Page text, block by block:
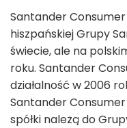
Santander
hiszpańskiej Grupy
świecie, ale na
roku. Santander
działalność w 2006
Santander
spółki należą do